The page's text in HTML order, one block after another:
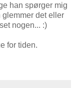
han spørger mig
glemmer det eller
nogen... :)
for tiden.